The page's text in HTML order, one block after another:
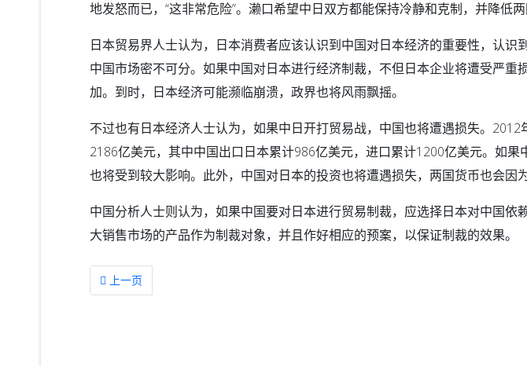
地发怒而已，“这非常危险”。濑口希望中日双方都能保持冷静和克制，并降低两
日本贸易界人士认为，日本消费者应该认识到中国对日本经济的重要性，认识
中国市场密不可分。如果中国对日本进行经济制裁，不但日本企业将遭受严重
加。到时，日本经济可能濒临崩溃，政界也将风雨飘摇。
不过也有日本经济人士认为，如果中日开打贸易战，中国也将遭遇损失。
2186亿美元，其中中国出口日本累计986亿美元，进口累计1200亿美元。如果
也将受到较大影响。此外，中国对日本的投资也将遭遇损失，两国货币也会因
中国分析人士则认为，如果中国要对日本进行贸易制裁，应选择日本对中国依
大销售市场的产品作为制裁对象，并且作好相应的预案，以保证制裁的效果。
上一篇文章: 温家宝：我将归隐林泉 希望人们把我忘记
上一页